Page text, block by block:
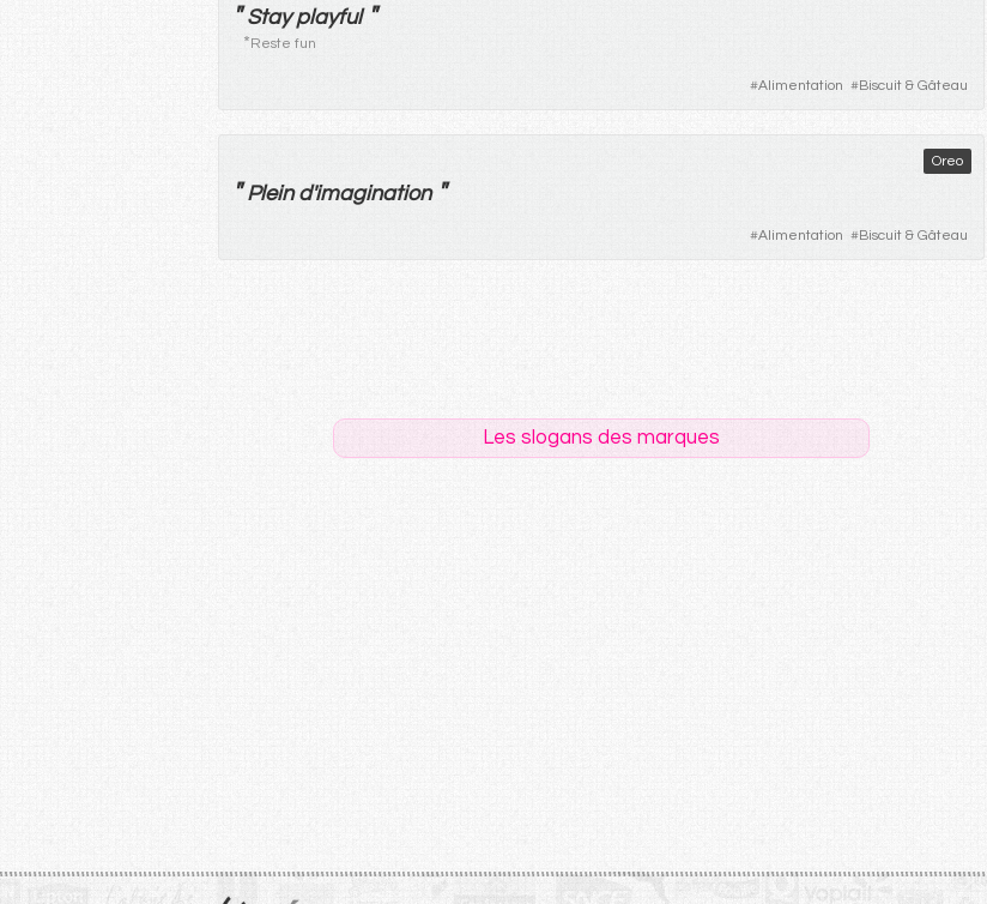
"Stay playful "
*Reste fun
#Alimentation #Biscuit & Gâteau
Oreo
" Pleind'imagination "
#Alimentation #Biscuit & Gâteau
Les slogans des marques